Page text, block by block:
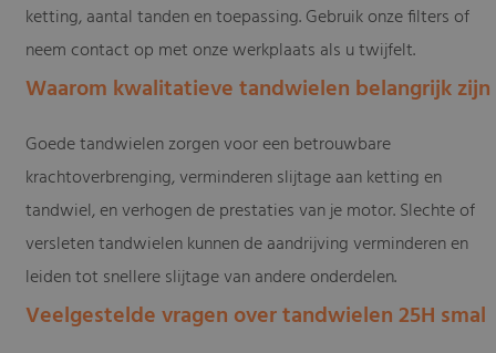
ketting, aantal tanden en toepassing. Gebruik onze filters of
neem contact op met onze werkplaats als u twijfelt.
Waarom kwalitatieve tandwielen belangrijk zijn
Goede tandwielen zorgen voor een betrouwbare
krachtoverbrenging, verminderen slijtage aan ketting en
tandwiel, en verhogen de prestaties van je motor. Slechte of
versleten tandwielen kunnen de aandrijving verminderen en
leiden tot snellere slijtage van andere onderdelen.
Veelgestelde vragen over tandwielen 25H smal